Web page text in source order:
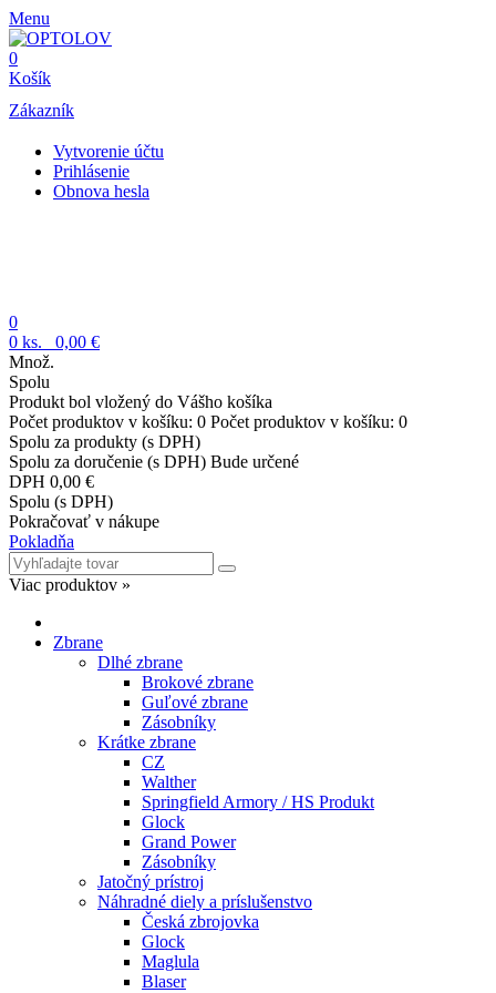
Menu
0
Košík
Zákazník
Vytvorenie účtu
Prihlásenie
Obnova hesla
Produkt bol vložený do Vášho košíka
Počet produktov v košíku:
Spolu za produkty (s DPH)
Spolu za doručenie (s DPH)
DPH 0,00 €
Spolu (s DPH)
Pokračovať v nákupe
Pokladňa
Viac produktov »
Zbrane
Dlhé zbrane
Krátke zbrane
CZ
Walther
Springfield Armory / HS Produkt
Glock
Grand Power
Zásobníky
Jatočný prístroj
Náhradné diely a príslušenstvo
Česká zbrojovka
Glock
Maglula
Blaser
Tikka
Sako
Spúšťové mechanizmy